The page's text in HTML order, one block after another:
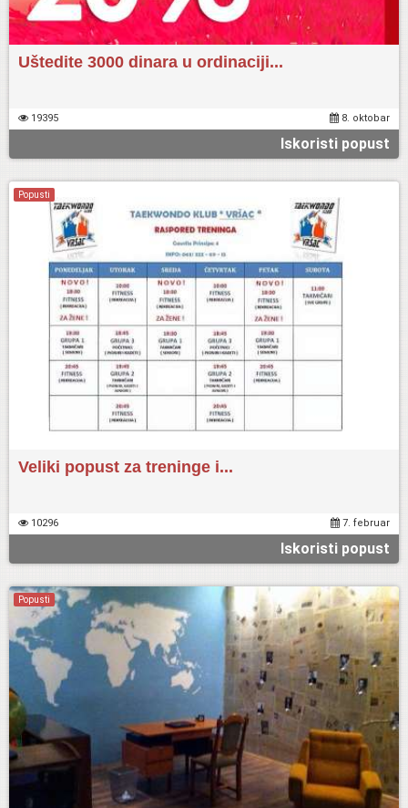
Uštedite 3000 dinara u ordinaciji...
19395 8. oktobar
Iskoristi popust
Popusti
Veliki popust za treninge i...
10296 7. februar
Iskoristi popust
Popusti